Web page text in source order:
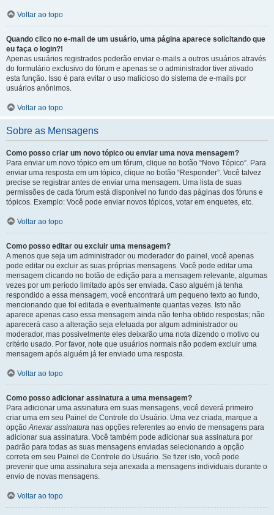
Voltar ao topo
Quando clico no e-mail de um usuário, uma página aparece solicitando que
eu faça o login?!
Apenas usuários registrados poderão enviar e-mails a outros usuários através
do formulário exclusivo do fórum e apenas se o administrador tiver ativado
esta função. Isso é para evitar o uso malicioso do sistema de e-mails por
usuários anônimos.
Voltar ao topo
Sobre as Mensagens
Como posso criar um novo tópico ou enviar uma nova mensagem?
Para enviar um novo tópico em um fórum, clique no botão “Novo Tópico”. Para
enviar uma resposta em um tópico, clique no botão “Responder”. Você talvez
precise se registrar antes de enviar uma mensagem. Uma lista de suas
permissões de cada fórum está disponível no fundo das páginas dos fóruns e
tópicos. Exemplo: Você pode enviar novos tópicos, votar em enquetes, etc.
Voltar ao topo
Como posso editar ou excluir uma mensagem?
A menos que seja um administrador ou moderador do painel, você apenas
pode editar ou excluir as suas próprias mensagens. Você pode editar uma
mensagem clicando no botão de edição para a mensagem relevante, algumas
vezes por um período limitado após ser enviada. Caso alguém já tenha
respondido a essa mensagem, você encontrará um pequeno texto ao fundo,
mencionando que foi editada e eventualmente quantas vezes. Isto não
aparece apenas caso essa mensagem ainda não tenha obtido respostas; não
aparecerá caso a alteração seja efetuada por algum administrador ou
moderador, mas possivelmente eles deixarão uma nota dizendo o motivo ou
critério usado. Por favor, note que usuários normais não podem excluir uma
mensagem após alguém já ter enviado uma resposta.
Voltar ao topo
Como posso adicionar assinatura a uma mensagem?
Para adicionar uma assinatura em suas mensagens, você deverá primeiro
criar uma em seu Painel de Controle do Usuário. Uma vez criada, marque a
opçãoAnexar assinatura nas opções referentes ao envio de mensagens para
adicionar sua assinatura. Você também pode adicionar sua assinatura por
padrão para todas as suas mensagens enviadas selecionando a opção
correta em seu Painel de Controle do Usuário. Se fizer isto, você pode
prevenir que uma assinatura seja anexada a mensagens individuais durante o
envio de novas mensagens.
Voltar ao topo